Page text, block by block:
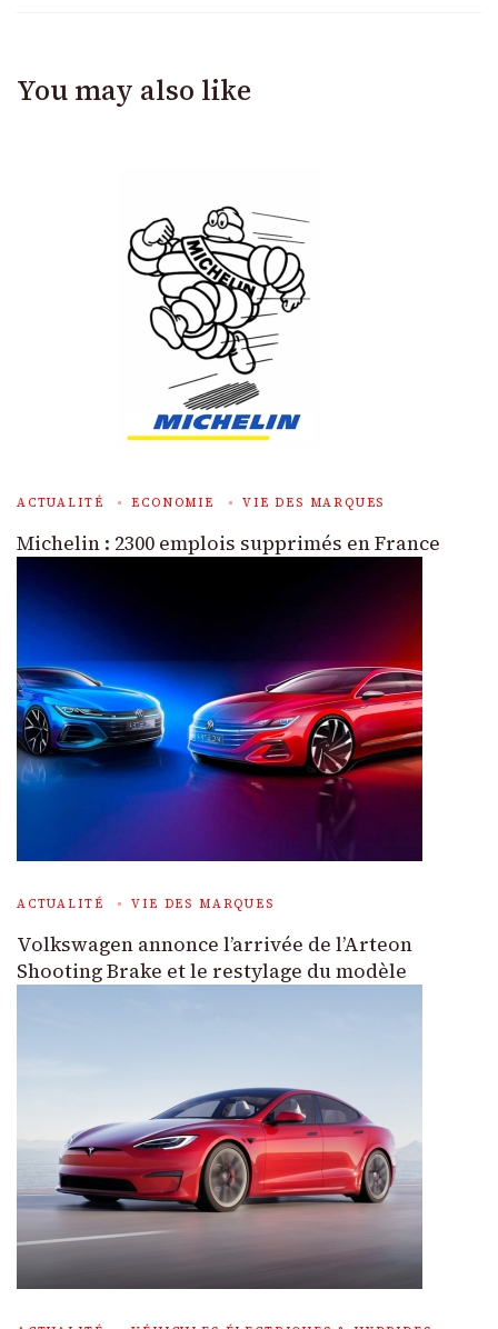
You may also like
ACTUALITÉ ECONOMIE VIE DES MARQUES
Michelin : 2300 emplois supprimés en France
ACTUALITÉ VIE DES MARQUES
Volkswagen annonce l’arrivée de l’Arteon
Shooting Brake et le restylage du modèle